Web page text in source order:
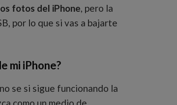
fotos del iPhone, pero la
por lo que si vas a bajarte
mi iPhone?
se si sigue funcionando la
como un medio de